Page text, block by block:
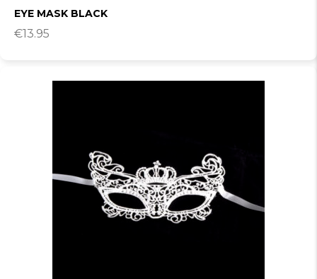
EYE MASK BLACK
€13.95